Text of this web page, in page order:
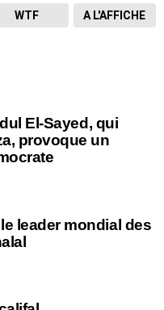
WTF A L'AFFICHE
El-Sayed, qui
provoque un
leader mondial des